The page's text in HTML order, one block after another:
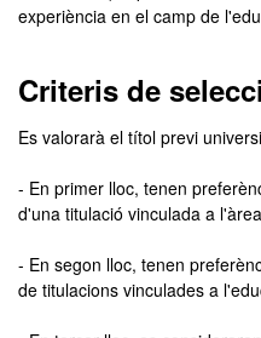
experiència en el camp de
Criteris de
Es valorarà el títol previ
- En primer lloc, tenen
d'una titulació vinculada a
- En segon lloc, tenen
de titulacions vinculades a